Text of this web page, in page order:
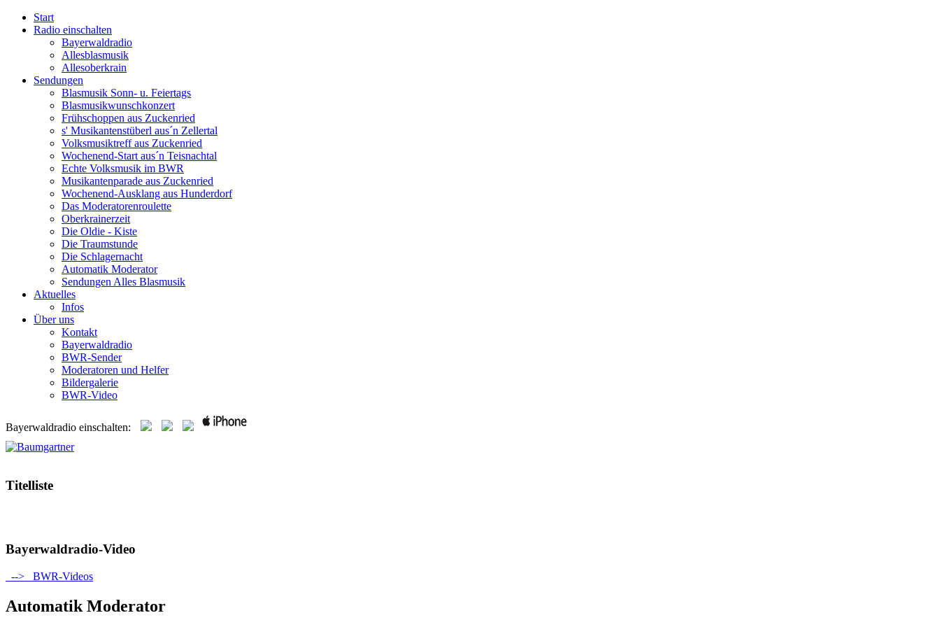
Start
Radio einschalten
Bayerwaldradio
Allesblasmusik
Allesoberkrain
Sendungen
Blasmusik Sonn- u. Feiertags
Blasmusikwunschkonzert
Frühschoppen aus Zuckenried
s' Musikantenstüberl aus´n Zellertal
Volksmusiktreff aus Zuckenried
Wochenend-Start aus´n Teisnachtal
Echte Volksmusik im BWR
Musikantenparade aus Zuckenried
Wochenend-Ausklang aus Hunderdorf
Das Moderatorenroulette
Oberkrainerzeit
Die Oldie - Kiste
Die Traumstunde
Die Schlagernacht
Automatik Moderator
Sendungen Alles Blasmusik
Aktuelles
Infos
Über uns
Kontakt
Bayerwaldradio
BWR-Sender
Moderatoren und Helfer
Bildergalerie
BWR-Video
Bayerwaldradio einschalten:
Titelliste
Bayerwaldradio-Video
--> BWR-Videos
Automatik Moderator